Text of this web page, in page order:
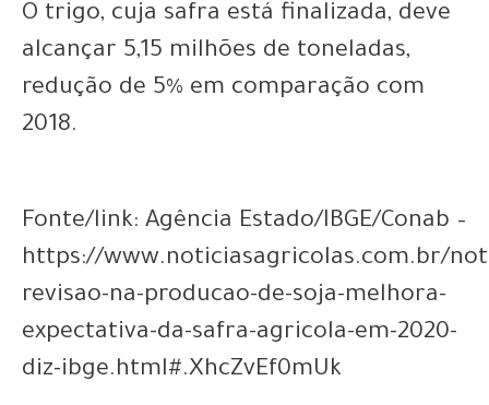
O trigo, cuja safra está finalizada, deve
alcançar 5,15 milhões de toneladas,
redução de 5% em comparação com
2018.
Fonte/link: Agência Estado/IBGE/Conab –
https://www.noticiasagricolas.com.br/
revisao-na-producao-de-soja-melhora-
expectativa-da-safra-agricola-em-2020-
diz-ibge.html#.XhcZvEf0mUk